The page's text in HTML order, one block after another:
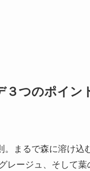
つのポイン
まるで森に溶け
レージュ、そして